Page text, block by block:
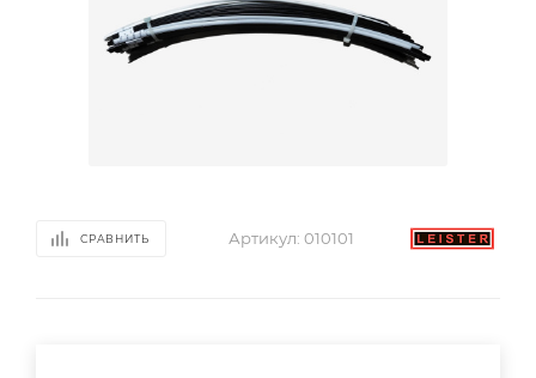
СРАВНИТЬ Артикул: 010101